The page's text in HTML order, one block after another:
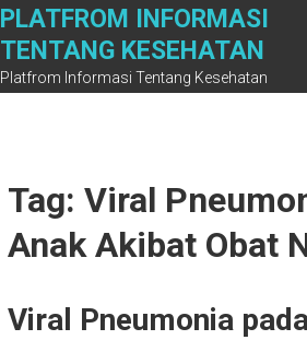
Skip
content
PLATFROM INFORMASI
TENTANG KESEHATAN
Platfrom Informasi Tentang Kesehatan
Tag: Viral
Anak Akibat Obat
Viral Pneumonia